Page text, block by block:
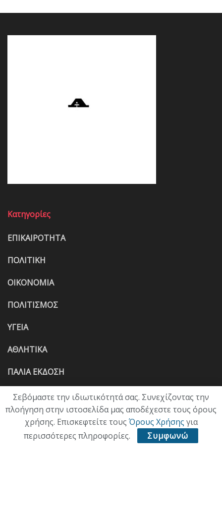
Κατηγορίες
ΕΠΙΚΑΙΡΟΤΗΤΑ
ΠΟΛΙΤΙΚΗ
ΟΙΚΟΝΟΜΙΑ
ΠΟΛΙΤΙΣΜΟΣ
ΥΓΕΙΑ
ΑΘΛΗΤΙΚΑ
ΠΑΛΙΑ ΕΚΔΟΣΗ
Σεβόμαστε την ιδιωτικότητά σας. Συνεχίζοντας την
πλοήγηση στην ιστοσελίδα μας αποδέχεστε τους όρους
χρήσης. Επισκεφτείτε τους Όρους Χρήσης για
περισσότερες πληροφορίες.
Συμφωνώ